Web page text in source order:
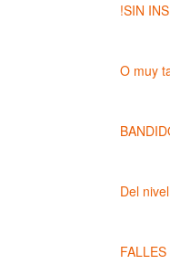
!SIN
O muy
Del